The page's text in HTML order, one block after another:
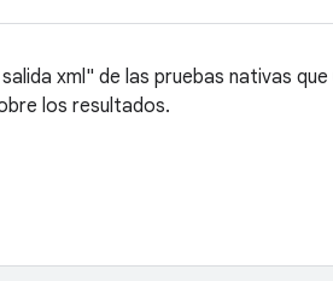
xml" de las pruebas nativas
los resultados.